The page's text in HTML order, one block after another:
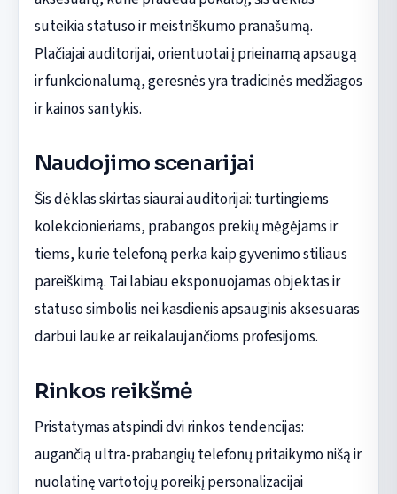
suteikia statuso ir meistriškumo pranašumą.
Plačiajai auditorijai, orientuotai į prieinamą apsaugą
ir funkcionalumą, geresnės yra tradicinės medžiagos
ir kainos santykis.
Naudojimo scenarijai
Šis dėklas skirtas siaurai auditorijai: turtingiems
kolekcionieriams, prabangos prekių mėgėjams ir
tiems, kurie telefoną perka kaip gyvenimo stiliaus
pareiškimą. Tai labiau eksponuojamas objektas ir
statuso simbolis nei kasdienis apsauginis aksesuaras
darbui lauke ar reikalaujančioms profesijoms.
Rinkos reikšmė
Pristatymas atspindi dvi rinkos tendencijas:
augančią ultra-prabangių telefonų pritaikymo nišą ir
nuolatinę vartotojų poreikį personalizacijai